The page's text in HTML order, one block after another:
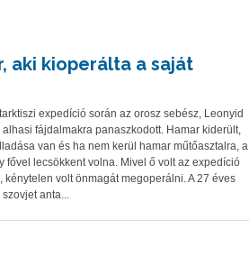
aki kioperálta a saját
expedíció során az orosz sebész, Leonyid
alhasi fájdalmakra panaszkodott. Hamar kiderült,
van és ha nem kerül hamar műtőasztalra, a
fővel lecsökkent volna. Mivel ő volt az expedíció
kénytelen volt önmagát megoperálni. A 27 éves
anta...